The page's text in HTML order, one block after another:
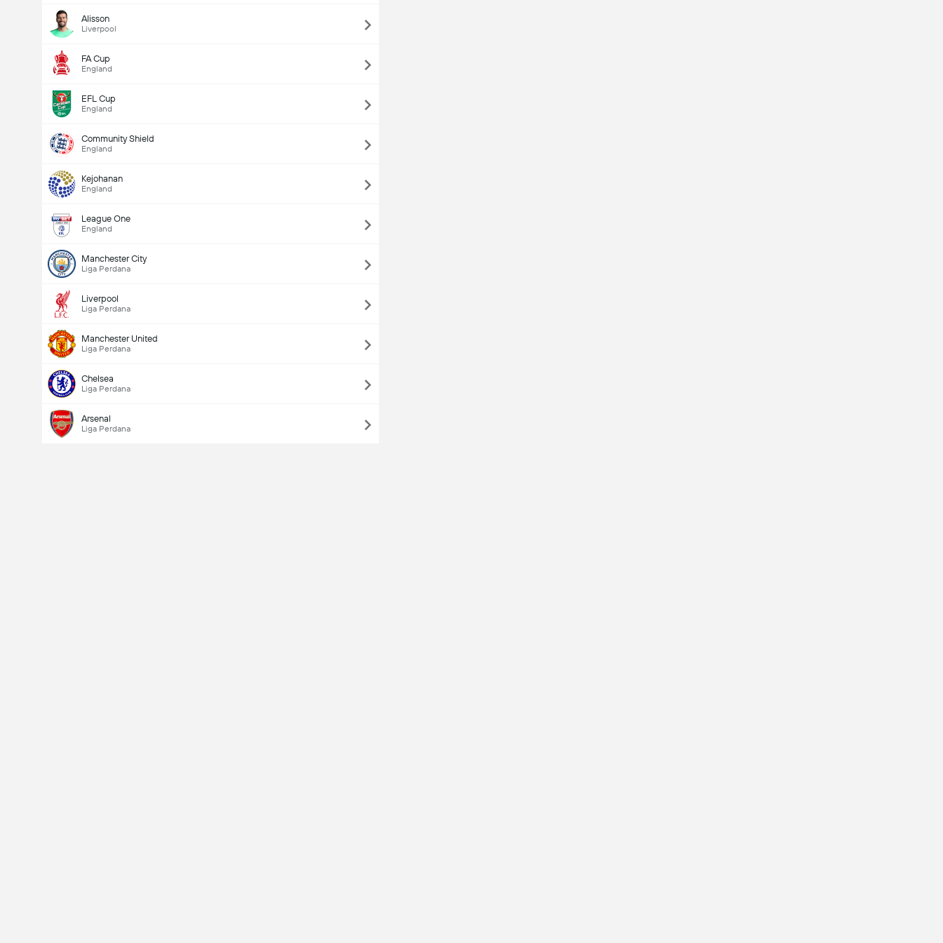
Alisson
Liverpool
FA Cup
England
EFL Cup
England
Community Shield
England
Kejohanan
England
League One
England
Manchester City
Liga Perdana
Liverpool
Liga Perdana
Manchester United
Liga Perdana
Chelsea
Liga Perdana
Arsenal
Liga Perdana